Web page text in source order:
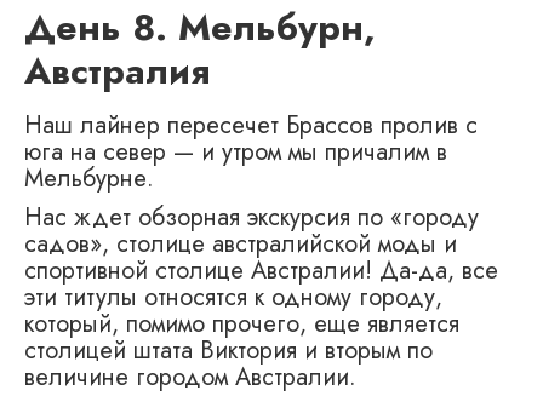
День 8. Мельбурн,
Австралия
Наш лайнер пересечет Брассов пролив с
юга на север — и утром мы причалим в
Мельбурне.
Нас ждет обзорная экскурсия по «городу
садов», столице австралийской моды и
спортивной столице Австралии! Да-да, все
эти титулы относятся к одному городу,
который, помимо прочего, еще является
столицей штата Виктория и вторым по
величине городом Австралии.